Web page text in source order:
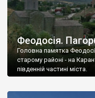
Феодосія.
Головна памятка
старому районі - на
південній частині міста.